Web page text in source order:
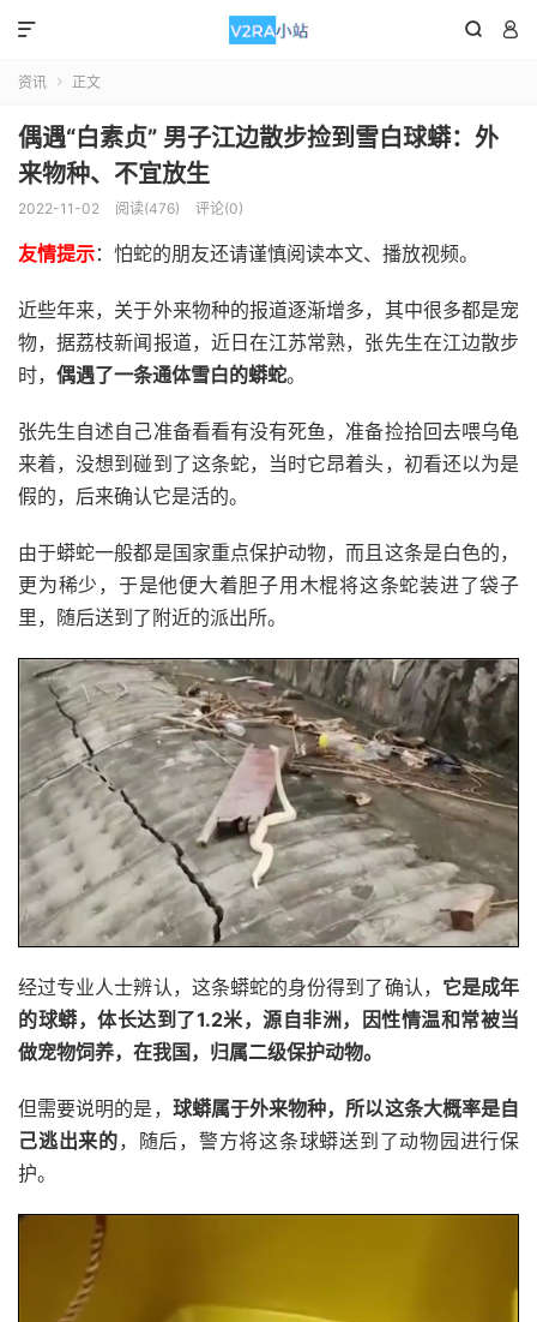
 

资讯  正文
偶遇“白素贞” 男子江边散步捡到雪白球蟒：外
来物种、不宜放生
2022-11-02 阅读(476) 评论(0)
友情提示：怕蛇的朋友还请谨慎阅读本文、播放视频。
近些年来，关于外来物种的报道逐渐增多，其中很多都是宠
物，据荔枝新闻报道，近日在江苏常熟，张先生在江边散步
时， 偶遇了一条通体雪白的蟒蛇。
张先生自述自己准备看看有没有死鱼，准备捡拾回去喂乌龟
来着，没想到碰到了这条蛇，当时它昂着头，初看还以为是
假的，后来确认它是活的。
由于蟒蛇一般都是国家重点保护动物，而且这条是白色的，
更为稀少，于是他便大着胆子用木棍将这条蛇装进了袋子
里，随后送到了附近的派出所。
经过专业人士辨认，这条蟒蛇的身份得到了确认， 它是成年
的球蟒，体长达到了1.2米，源自非洲，因性情温和常被当
做宠物饲养，在我国，归属二级保护动物。
但需要说明的是， 球蟒属于外来物种，所以这条大概率是自
己逃出来的，随后，警方将这条球蟒送到了动物园进行保
护。